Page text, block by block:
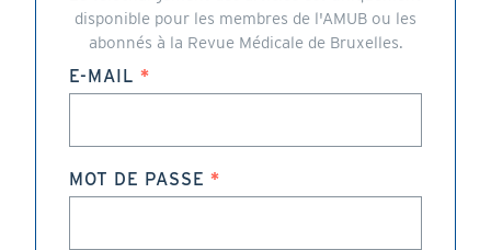
disponible pour les membres de l'AMUB ou les
abonnés à la Revue Médicale de Bruxelles.
E-MAIL
MOT DE PASSE